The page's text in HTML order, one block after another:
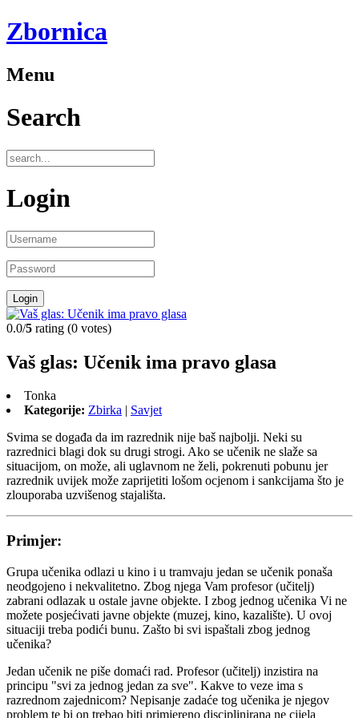
Zbornica
Menu
Search
Login
0.0/5 rating (0 votes)
Vaš glas: Učenik ima pravo glasa
Tonka
Kategorije: Zbirka | Savjet
Svima se događa da im razrednik nije baš najbolji. Neki su
razrednici blagi dok su drugi strogi. Ako se učenik ne slaže sa
situacijom, on može, ali uglavnom ne želi, pokrenuti pobunu jer
razrednik uvijek može zaprijetiti lošom ocjenom i sankcijama što je
zlouporaba uzvišenog stajališta.
Primjer:
Grupa učenika odlazi u kino i u tramvaju jedan se učenik ponaša
neodgojeno i nekvalitetno. Zbog njega Vam profesor (učitelj)
zabrani odlazak u ostale javne objekte. I zbog jednog učenika Vi ne
možete posjećivati javne objekte (muzej, kino, kazalište). U ovoj
situaciji treba podići bunu. Zašto bi svi ispaštali zbog jednog
učenika?
Jedan učenik ne piše domaći rad. Profesor (učitelj) inzistira na
principu "svi za jednog jedan za sve". Kakve to veze ima s
razrednom zajednicom? Nepisanje zadaće tog učenika je njegov
problem te bi on trebao biti primjereno disciplinirana ne cijela